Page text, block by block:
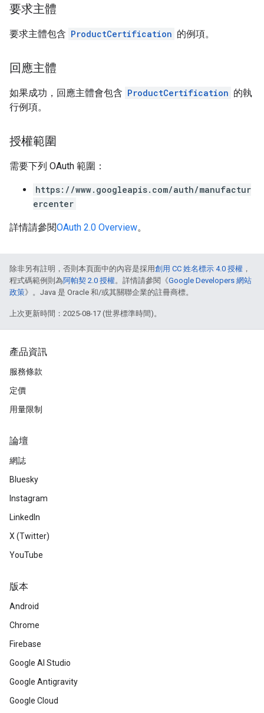
要求主體
要求主體包含 ProductCertification 的例項。
回應主體
如果成功，回應主體會包含 ProductCertification 的執
行例項。
授權範圍
需要下列 OAuth 範圍：
https://www.googleapis.com/auth/manufactur
ercenter
詳情請參閱OAuth 2.0 Overview。
除非另有註明，否則本頁面中的內容是採用創用 CC 姓名標示 4.0 授權 ，
程式碼範例則為阿帕契 2.0 授權。詳情請參閱《Google Developers 網站
政策》。Java 是 Oracle 和/或其關聯企業的註冊商標。
上次更新時間：2025-08-17 (世界標準時間)。
產品資訊
服務條款
定價
用量限制
論壇
網誌
Bluesky
Instagram
LinkedIn
X (Twitter)
YouTube
版本
Android
Chrome
Firebase
Google AI Studio
Google Antigravity
Google Cloud